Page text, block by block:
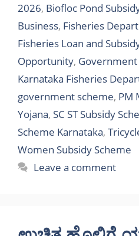
2026, Biofloc Pond
Business, Fisheries
Fisheries Loan and
Opportunity, Government
Karnataka Fisheries
government scheme, PM
Yojana, SC ST Subsidy
Scheme Karnataka,
Women Subsidy Scheme
Leave a comment